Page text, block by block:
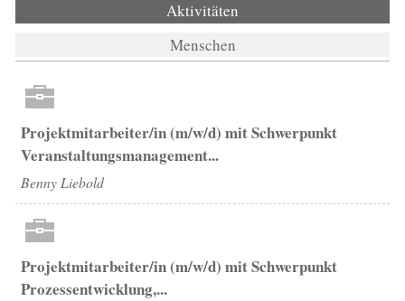
Aktivitäten
Menschen
Projektmitarbeiter/in (m/w/d) mit Schwerpunkt
Veranstaltungsmanagement...
Benny Liebold
Projektmitarbeiter/in (m/w/d) mit Schwerpunkt
Prozessentwicklung,...